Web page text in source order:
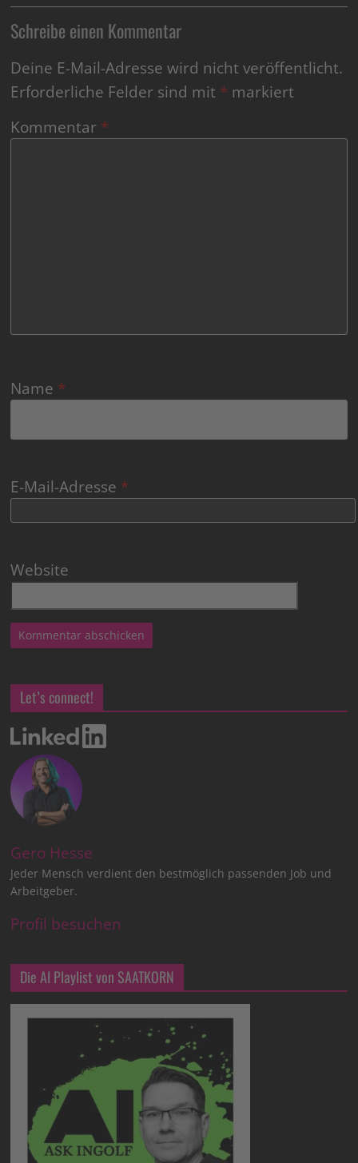
Schreibe einen Kommentar
Deine E-Mail-Adresse wird nicht veröffentlicht.
Erforderliche Felder sind mit * markiert
Kommentar *
Name *
E-Mail-Adresse *
Website
Let’s connect!
Gero Hesse
Jeder Mensch verdient den bestmöglich passenden Job und
Arbeitgeber.
Profil besuchen
Die AI Playlist von SAATKORN